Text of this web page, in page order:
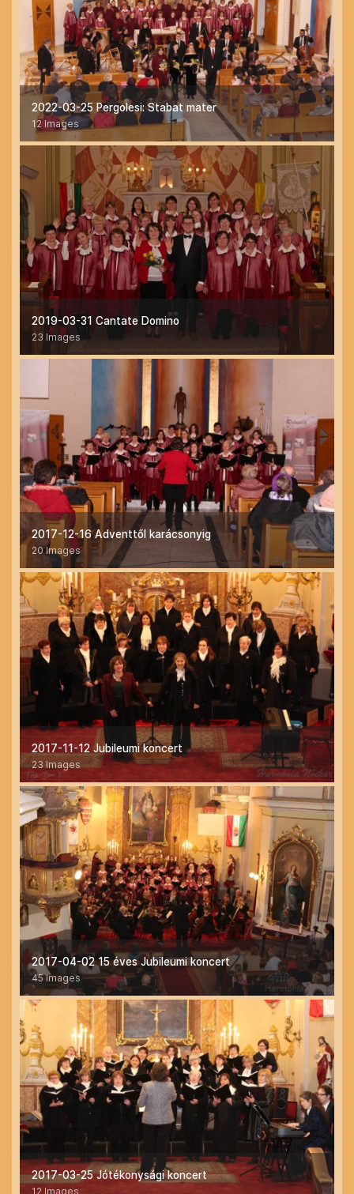
2022-03-25 Pergolesi: Stabat mater
12 Images
2019-03-31 Cantate Domino
23 Images
2017-12-16 Adventtől karácsonyig
20 Images
2017-11-12 Jubileumi koncert
23 Images
2017-04-02 15 éves Jubileumi koncert
45 Images
2017-03-25 Jótékonysági koncert
12 Images